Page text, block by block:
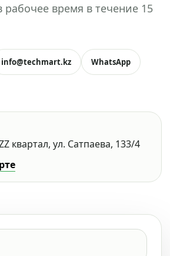
рабочее время в течение 15
info@techmart.kz WhatsApp
квартал, ул. Сатпаева, 133/4